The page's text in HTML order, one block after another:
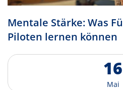
Mentale Stärke:Was Fü
Piloten lernen können
16
Mai